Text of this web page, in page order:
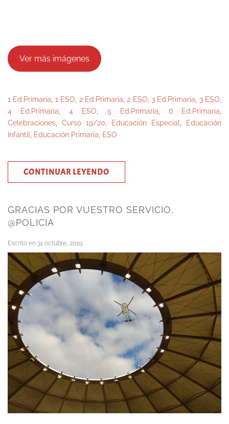
Ver más imágenes
1 Ed.Primaria 1 ESO 2 Ed.Primaria 2 ESO 3 Ed.Primaria 3 ESO
4 Ed.Primaria ,4 ESO 5 Ed.Primaria 6 Ed.Primaria
Celebraciones
Curso 19/20 Educación Especial
Educación
Infantil
Educación Primaria ESO
CONTINUAR LEYENDO
GRACIAS POR VUESTRO SERVICIO,
@POLICIA
Escrito en 31 octubre, 2019.